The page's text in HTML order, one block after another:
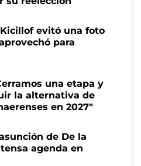
evitó una foto
para
una etapa y
la alternativa de
en 2027"
de De la
agenda en